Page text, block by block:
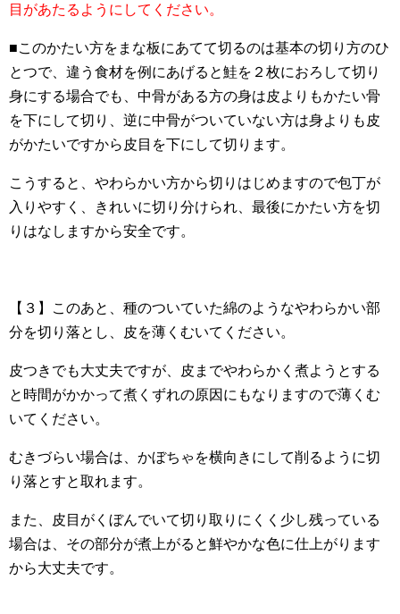
目があたるようにしてください。
■このかたい方をまな板にあてて切るのは基本の切り方のひ
とつで、違う食材を例にあげると鮭を２枚におろして切り
身にする場合でも、中骨がある方の身は皮よりもかたい骨
を下にして切り、逆に中骨がついていない方は身よりも皮
がかたいですから皮目を下にして切ります。
こうすると、やわらかい方から切りはじめますので包丁が
入りやすく、きれいに切り分けられ、最後にかたい方を切
りはなしますから安全です。
【３】このあと、種のついていた綿のようなやわらかい部
分を切り落とし、皮を薄くむいてください。
皮つきでも大丈夫ですが、皮までやわらかく煮ようとする
と時間がかかって煮くずれの原因にもなりますので薄くむ
いてください。
むきづらい場合は、かぼちゃを横向きにして削るように切
り落とすと取れます。
また、皮目がくぼんでいて切り取りにくく少し残っている
場合は、その部分が煮上がると鮮やかな色に仕上がります
から大丈夫です。